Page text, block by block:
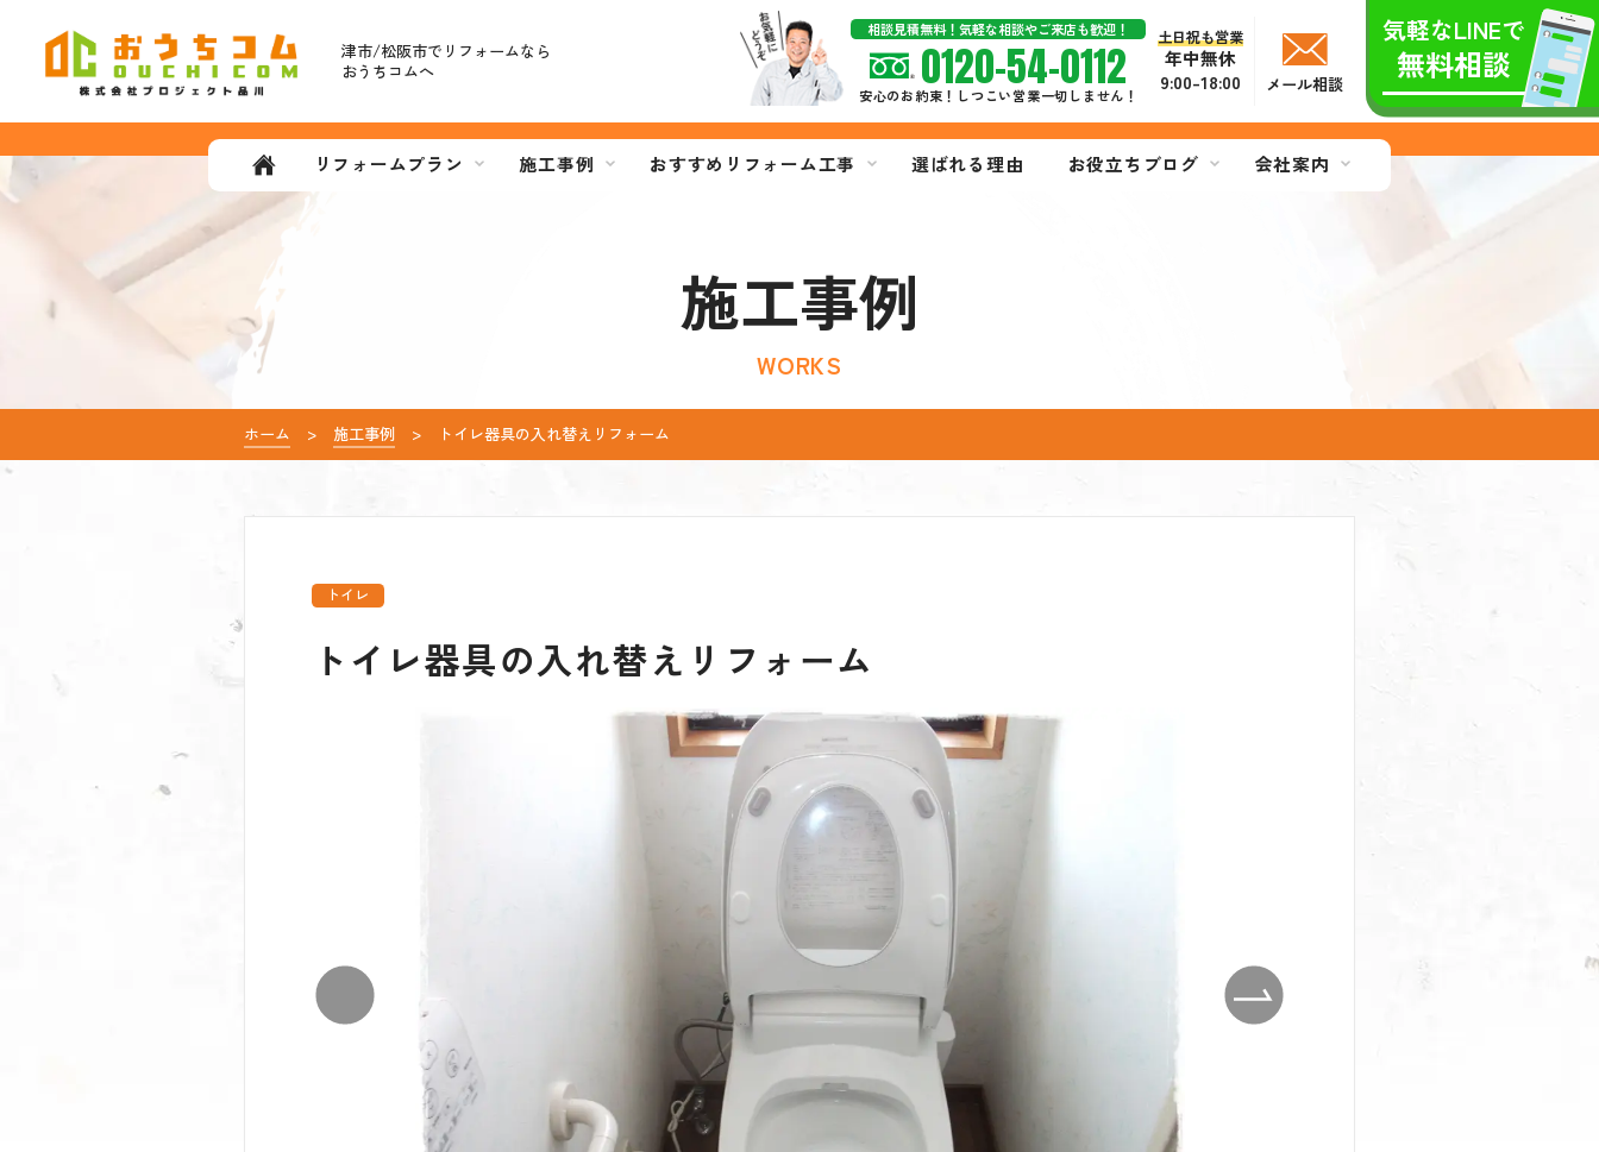
津市/松阪市で リフォームなら
おうちコムへ
相談見積無料！気軽な相談やご来店も歓迎！
0120-54-0112
安心のお約束！しつこい営業一切しません！
土日祝も営業
年中無休
9:00-18:00
メール相談
気軽なLINEで
無料相談
リフォームプラン 施工事例 おすすめリフォーム工事 選ばれる理由 お役立ちブログ 会社案内
施工事例
WORKS
ホーム 施工事例 トイレ器具の入れ替えリフォーム
トイレ
トイレ器具の入れ替えリフォーム